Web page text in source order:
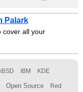
Palark
cover all your
IBM KDE
Open Source Red